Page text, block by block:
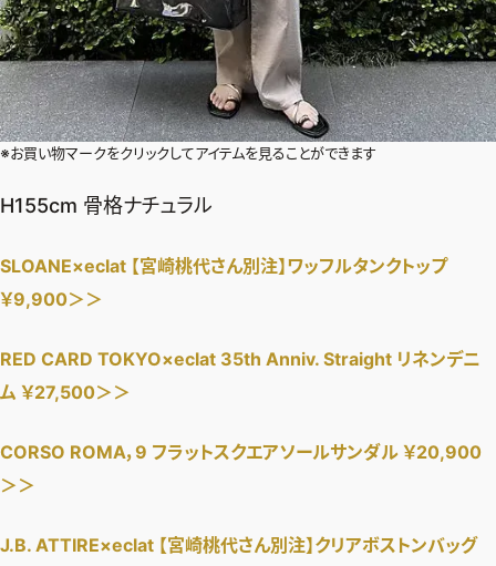
2026年9月号
最新号試し読み
デジタル版
購入
エクラプレミアム通販
エクラ限定アイテム
※お買い物マークをクリックしてアイテムを見ることができます
H155cm 骨格ナチュラル
SLOANE×eclat 【宮崎桃代さん別注】ワッフルタンクトップ
￥9,900＞＞
RED CARD TOKYO×eclat 35th Anniv. Straight リネンデニ
ム ￥27,500＞＞
CORSO ROMA，9 フラットスクエアソールサンダル ￥20,900
＞＞
J.B. ATTIRE×eclat 【宮崎桃代さん別注】クリアボストンバッグ